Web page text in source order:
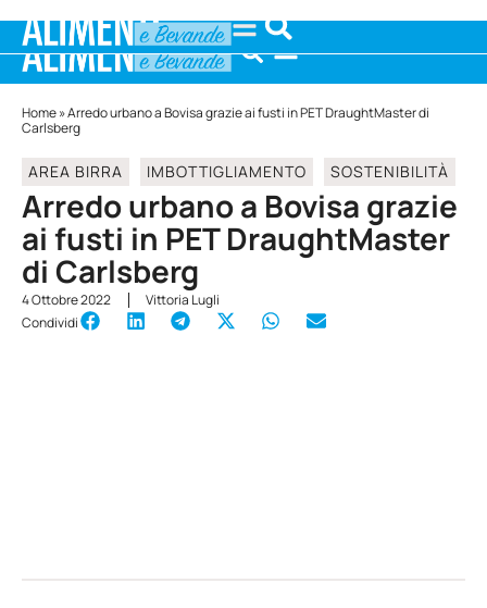
Home»Arredo urbano a Bovisa grazie ai fusti in PET DraughtMaster di
Carlsberg
AREA BIRRA IMBOTTIGLIAMENTO SOSTENIBILITÀ
Arredo urbano a Bovisa grazie
ai fusti in PET DraughtMaster
di Carlsberg
4 Ottobre 2022
Vittoria Lugli
Condividi